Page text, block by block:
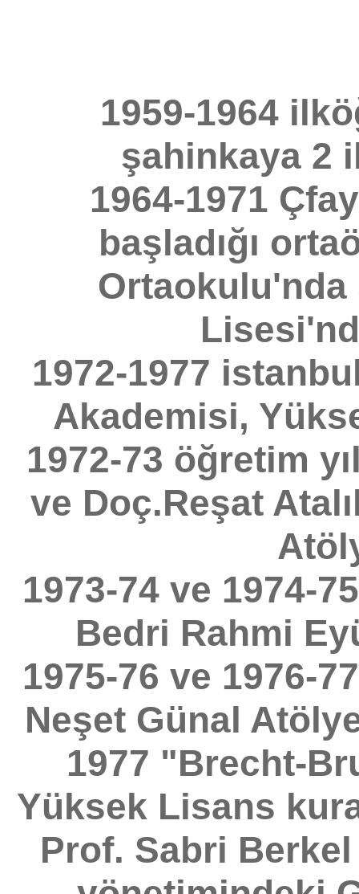
1959-1964
şahinkaya 2
1964-1971
başladığı
Ortaokulu'nda
1972-1977
Akademisi,
1972-73 öğretim
ve Doç.Reşat
1973-74 ve 1974-
Bedri Rahmi
1975-76 ve 1976-
Neşet Günal
1977 "Brecht-
Yüksek Lisans
Prof. Sabri